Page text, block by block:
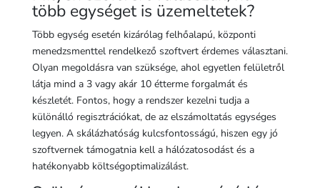
több egységet is üzemeltetek?
Több egység esetén kizárólag felhőalapú, központi
menedzsmenttel rendelkező szoftvert érdemes választani.
Olyan megoldásra van szüksége, ahol egyetlen felületről
látja mind a 3 vagy akár 10 étterme forgalmát és
készletét. Fontos, hogy a rendszer kezelni tudja a
különálló regisztrációkat, de az elszámoltatás egységes
legyen. A skálázhatóság kulcsfontosságú, hiszen egy jó
szoftvernek támogatnia kell a hálózatosodást és a
hatékonyabb költségoptimalizálást.